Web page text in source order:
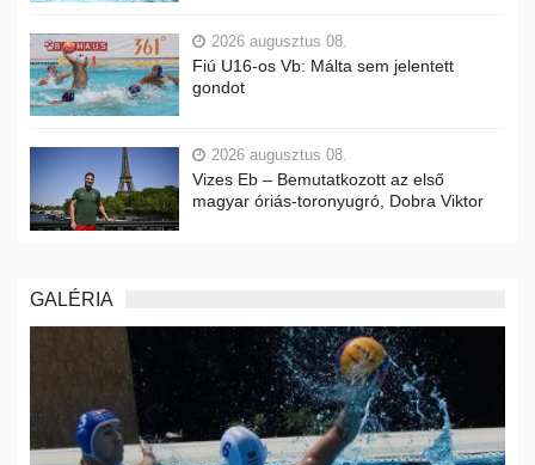
2026 augusztus 08.
Fiú U16-os Vb: Málta sem jelentett
gondot
2026 augusztus 08.
Vizes Eb – Bemutatkozott az első
magyar óriás-toronyugró, Dobra Viktor
GALÉRIA